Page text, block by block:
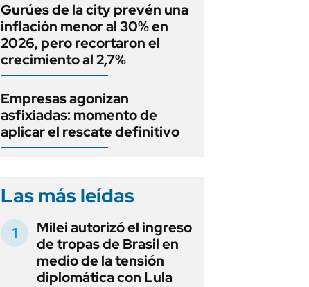
Gurúes de la city prevén una
inflación menor al 30% en
2026, pero recortaron el
crecimiento al 2,7%
Empresas agonizan
asfixiadas: momento de
aplicar el rescate definitivo
Las más leídas
Milei autorizó el ingreso
de tropas de Brasil en
medio de la tensión
diplomática con Lula